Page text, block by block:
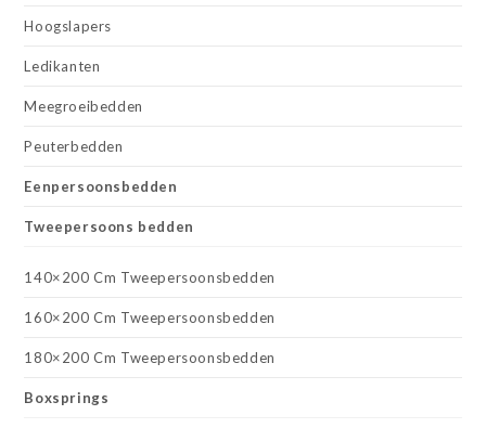
Hoogslapers
Ledikanten
Meegroeibedden
Peuterbedden
Eenpersoonsbedden
Tweepersoons bedden
140×200 Cm Tweepersoonsbedden
160×200 Cm Tweepersoonsbedden
180×200 Cm Tweepersoonsbedden
Boxsprings